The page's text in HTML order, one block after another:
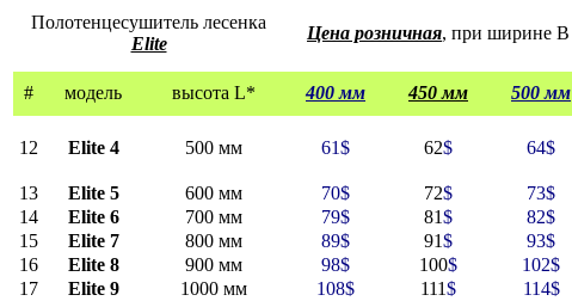
Полотенцесушитель лесенка
Elite
Цена розничная, при ширине В
# модель высота L* 400 мм 450 мм 500 мм
12 Elite 4 500 мм 61$ 62$ 64$
13 Elite 5 600 мм 70$ 72$ 73$
14 Elite 6 700 мм 79$ 81$ 82$
15 Elite 7 800 мм 89$ 91$ 93$
16 Elite 8 900 мм 98$ 100$ 102$
17 Elite 9 1000 мм 108$ 111$ 114$